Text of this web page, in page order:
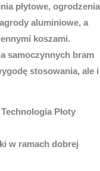
płytowe, ogrodzenia
aluminiowe, a
koszami.
samoczynnych bram
stosowania, ale i
Technologia Płoty
w ramach dobrej